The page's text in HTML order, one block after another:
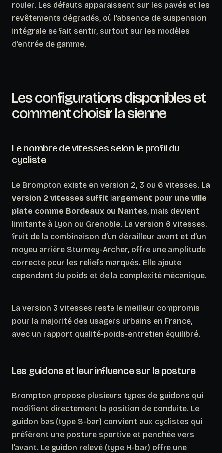
rouler. Les défauts apparaissent sur les pavés et les
revêtements dégradés, où l’absence de suspension
intégrale se fait sentir, surtout sur les modèles
d’entrée de gamme.
Les configurations disponibles et
comment choisir la sienne
Le nombre de vitesses selon le profil du
cycliste
Le Brompton existe en version 2, 3 ou 6 vitesses. La
version 2 vitesses suffit largement pour une ville
plate comme Bordeaux ou Nantes, mais devient
limitante à Lyon ou Grenoble. La version 6 vitesses,
fruit de la combinaison d’un dérailleur avant et d’un
moyeu arrière Sturmey-Archer, offre une amplitude
correcte pour les reliefs marqués. Elle ajoute
cependant du poids et de la complexité mécanique.
La version 3 vitesses reste le meilleur compromis
pour la majorité des usagers urbains en France,
avec un rapport qualité-poids-entretien équilibré.
Les guidons et leur influence sur la posture
Brompton propose plusieurs types de guidons qui
modifient directement la position de conduite. Le
guidon bas (type S-bar) convient aux cyclistes qui
préfèrent une posture sportive et penchée vers
l’avant. Le guidon relevé (type H-bar) offre une